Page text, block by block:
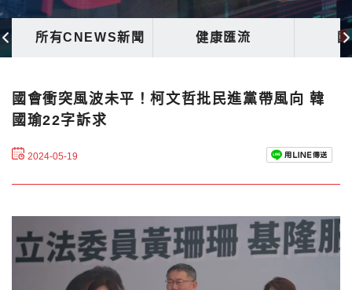
所有CNEWS新聞 健康匯流
國會衝突風波未平！柯文哲批民進黨帶風向 韓
國瑜22字訴求
2024-05-19